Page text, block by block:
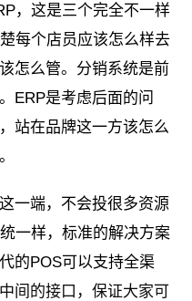
，这是三个完全不一样
每个店员应该怎么样去
怎么管。分销系统是前
ERP是考虑后面的问
站在品牌这一方该怎么
一端，不会投很多资源
一样，标准的解决方案
的POS可以支持全渠
间的接口，保证大家可